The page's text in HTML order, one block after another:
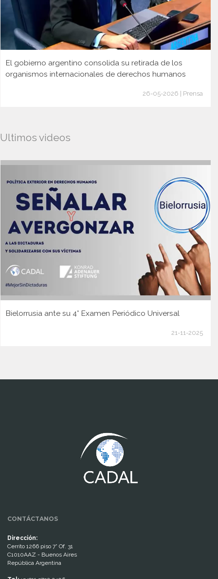
El gobierno argentino consolida su retirada de los
organismos internacionales de derechos humanos
26-05-2026 | Prensa
Ultimos videos
Bielorrusia ante su 4° Examen Periódico Universal
21-11-2025
CONTÁCTANOS
Dirección:
Cerrito 1266 piso 7° Of. 31
C1010AAZ - Buenos Aires
República Argentina